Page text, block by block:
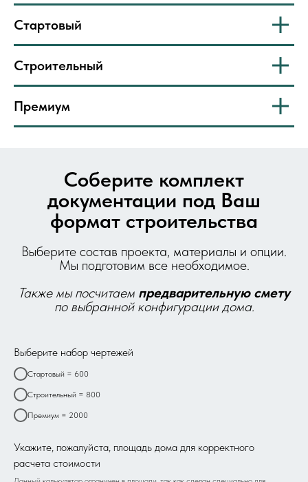
Стартовый
Строительный
Премиум
Соберите комплект
документации под Ваш
формат строительства
Выберите состав проекта, материалы и опции.
Мы подготовим все необходимое.
Также мы посчитаем предварительную смету
по выбранной конфигурации дома.
Выберите набор чертежей
Стартовый = 600
Строительный = 800
Премиум = 2000
Укажите, пожалуйста, площадь дома для корректного
расчета стоимости